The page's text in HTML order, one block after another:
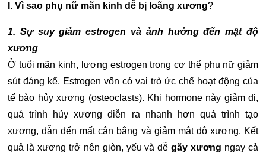
I. Vì sao phụ nữ mãn kinh dễ bị loãng xương?
1. Sự suy giảm estrogen và ảnh hưởng đến mật độ
xương
Ở tuổi mãn kinh, lượng estrogen trong cơ thể phụ nữ giảm
sút đáng kể. Estrogen vốn có vai trò ức chế hoạt động của
tế bào hủy xương (osteoclasts). Khi hormone này giảm đi,
quá trình hủy xương diễn ra nhanh hơn quá trình tạo
xương, dẫn đến mất cân bằng và giảm mật độ xương. Kết
quả là xương trở nên giòn, yếu và dễgãy xương ngay cả